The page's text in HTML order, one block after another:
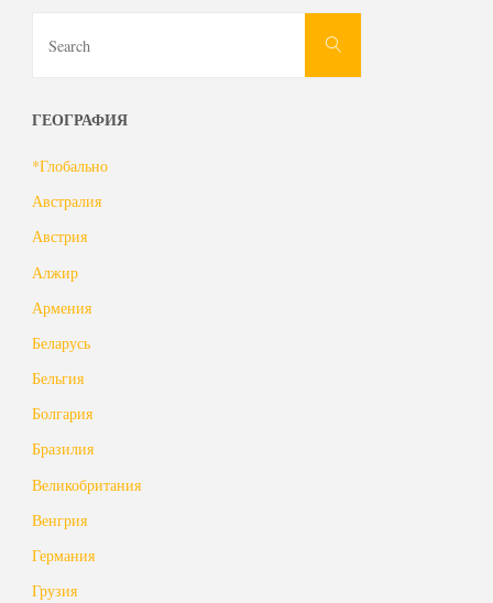
Search
ГЕОГРАФИЯ
*Глобально
Австралия
Австрия
Алжир
Армения
Беларусь
Бельгия
Болгария
Бразилия
Великобритания
Венгрия
Германия
Грузия